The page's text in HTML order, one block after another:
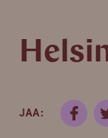
JAA: